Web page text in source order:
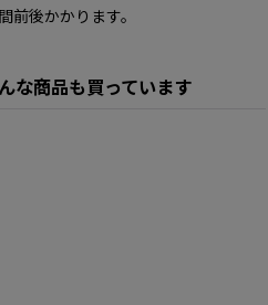
前後かかります。
な商品も買っています